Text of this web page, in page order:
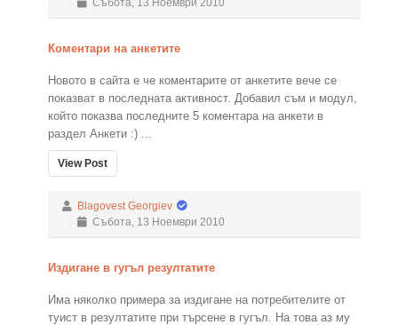
Събота, 13 Ноември 2010
Коментари на анкетите
Новото в сайта е че коментарите от анкетите вече се
показват в последната активност. Добавил съм и модул,
който показва последните 5 коментара на анкети в
раздел Анкети :) ...
View Post
Blagovest Georgiev
Събота, 13 Ноември 2010
Издигане в гугъл резултатите
Има няколко примера за издигане на потребителите от
туист в резултатите при търсене в гугъл. На това аз му